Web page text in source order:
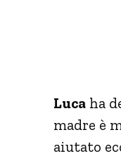
Luca ha
madre è
aiutato